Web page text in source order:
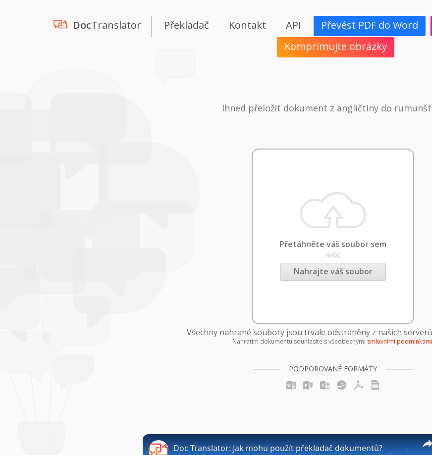
DocTranslator Překladač Kontakt API Převést PDF do Word
Komprimujte obrázky
Ihned přeložit dokument z angličtiny do
Přetáhněte váš soubor sem
nebo
Nahrajte váš soubor
Všechny nahrané soubory jsou trvale odstraněny z našich
Nahrátím dokumentu souhlasíte s všeobecnými smluvními podmínkami
PODPOROVANÉ FORMÁTY
Doc Translator: Jak mohu použít překladač dokumentů?